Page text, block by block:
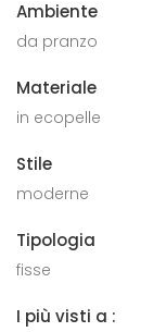
Ambiente
da pranzo
Materiale
in ecopelle
Stile
moderne
Tipologia
fisse
I più visti a :